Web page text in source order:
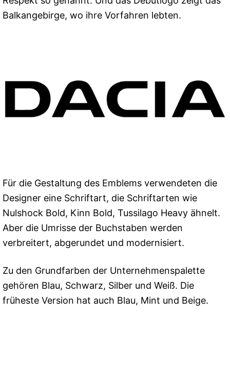
Balkangebirge, wo ihre Vorfahren lebten.
Für die Gestaltung des Emblems verwendeten die
Designer eine Schriftart, die Schriftarten wie
Nulshock Bold, Kinn Bold, Tussilago Heavy ähnelt.
Aber die Umrisse der Buchstaben werden
verbreitert, abgerundet und modernisiert.
Zu den Grundfarben der Unternehmenspalette
gehören Blau, Schwarz, Silber und Weiß. Die
früheste Version hat auch Blau, Mint und Beige.